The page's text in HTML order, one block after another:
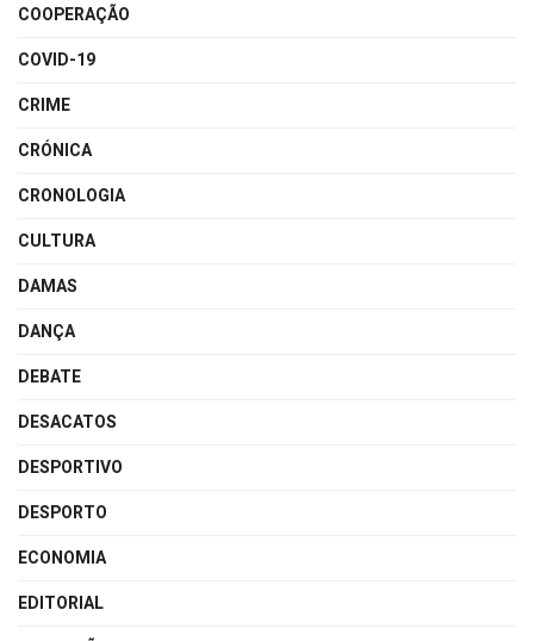
COOPERAÇÃO
COVID-19
CRIME
CRÓNICA
CRONOLOGIA
CULTURA
DAMAS
DANÇA
DEBATE
DESACATOS
DESPORTIVO
DESPORTO
ECONOMIA
EDITORIAL